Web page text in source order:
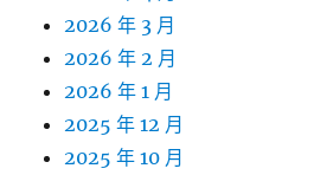
2026 年 3 月
2026 年 2 月
2026 年 1 月
2025 年 12 月
2025 年 10 月